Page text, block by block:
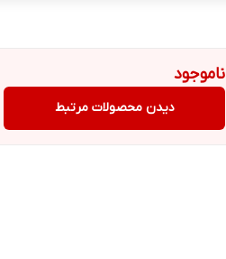
ناموجود
دیدن محصولات مرتبط